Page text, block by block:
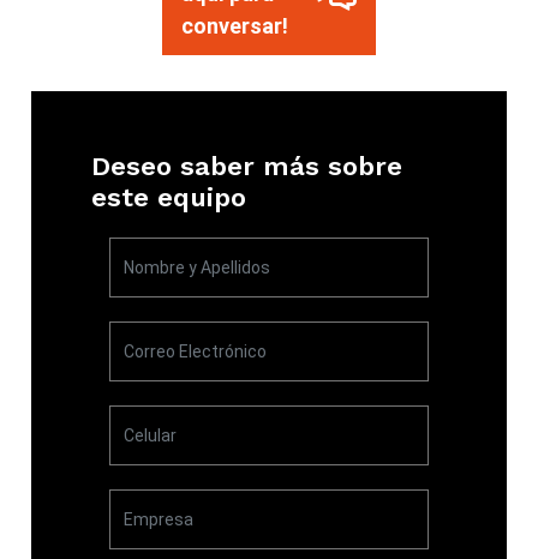
conversar!
Deseo saber más sobre
este equipo